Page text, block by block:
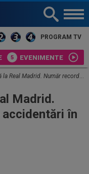
PROGRAM TV
EVENIMENTE
Număr record de zile de accidentări în acest sezon
Madrid.
în